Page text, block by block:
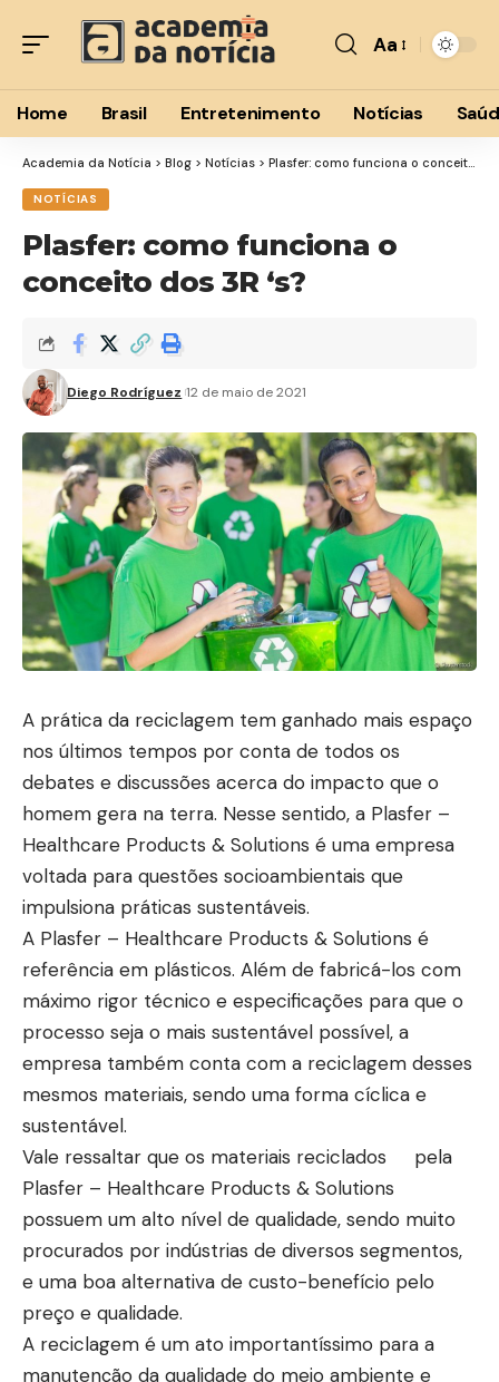
Font
Resizer
Aa
Home Brasil Entretenimento Notícias
Academia da Notícia > Blog > Notícias > Plasfer: como funciona o conceito dos 3R ‘s?
NOTÍCIAS
Plasfer: como funciona o
conceito dos 3R ‘s?
Diego Rodríguez 12 de maio de 2021
A prática da reciclagem tem ganhado mais espaço
nos últimos tempos por conta de todos os
debates e discussões acerca do impacto que o
homem gera na terra. Nesse sentido, a Plasfer –
Healthcare Products & Solutions é uma empresa
voltada para questões socioambientais que
impulsiona práticas sustentáveis.
A Plasfer – Healthcare Products & Solutions é
referência em plásticos. Além de fabricá-los com
máximo rigor técnico e especificações para que o
processo seja o mais sustentável possível, a
empresa também conta com a reciclagem desses
mesmos materiais, sendo uma forma cíclica e
sustentável.
Vale ressaltar que os materiais reciclados pela
Plasfer – Healthcare Products & Solutions
possuem um alto nível de qualidade, sendo muito
procurados por indústrias de diversos segmentos,
e uma boa alternativa de custo-benefício pelo
preço e qualidade.
A reciclagem é um ato importantíssimo para a
manutenção da qualidade do meio ambiente e